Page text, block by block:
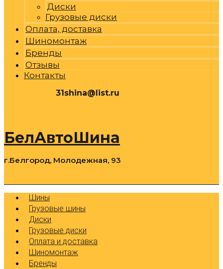
Диски
Грузовые диски
Оплата, доставка
Шиномонтаж
Бренды
Отзывы
Контакты
31shina@list.ru
БелАвтоШина
г.Белгород, Молодежная, 93
Шины
Грузовые шины
Диски
Грузовые диски
Оплата и доставка
Шиномонтаж
Бренды